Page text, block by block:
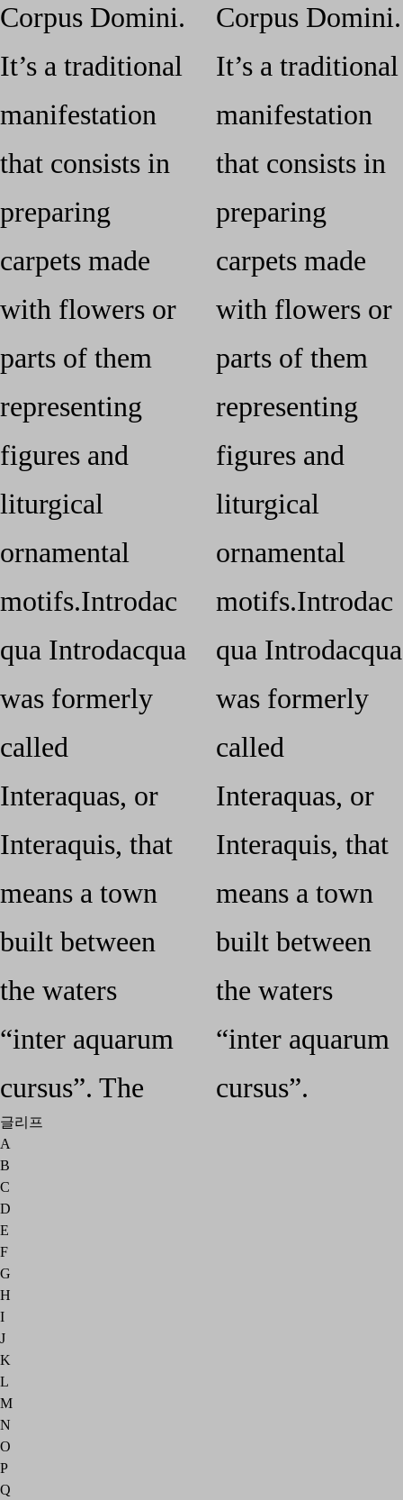
Corpus Domini.
It’s a traditional
manifestation
that consists in
preparing
carpets made
with flowers or
parts of them
representing
figures and
liturgical
ornamental
motifs.Introdac
qua Introdacqua
was formerly
called
Interaquas, or
Interaquis, that
means a town
built between
the waters
“inter aquarum
cursus”. The
Corpus Domini.
It’s a traditional
manifestation
that consists in
preparing
carpets made
with flowers or
parts of them
representing
figures and
liturgical
ornamental
motifs.Introdac
qua Introdacqua
was formerly
called
Interaquas, or
Interaquis, that
means a town
built between
the waters
“inter aquarum
cursus”.
글리프
A
B
C
D
E
F
G
H
I
J
K
L
M
N
O
P
Q